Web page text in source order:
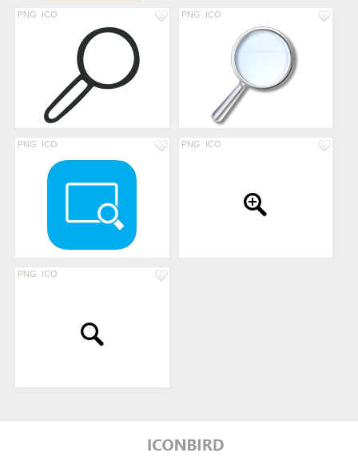
PNG ICO PNG ICO
PNG ICO PNG ICO
PNG ICO